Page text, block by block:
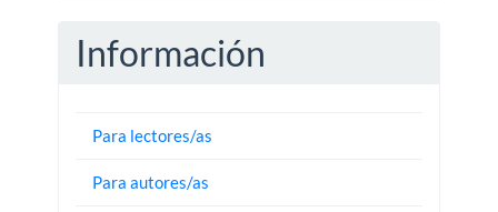
Información
Para lectores/as
Para autores/as